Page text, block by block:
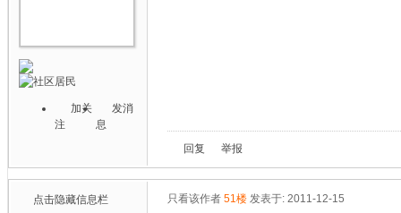
加关
注
发消
息
回复 举报
点击隐藏信息栏
只看该作者 51楼 发表于: 2011-12-15